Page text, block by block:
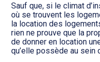
Sauf que, si le climat
où se trouvent les
la location des
rien ne prouve que la
de donner en location
qu’elle possède au sein